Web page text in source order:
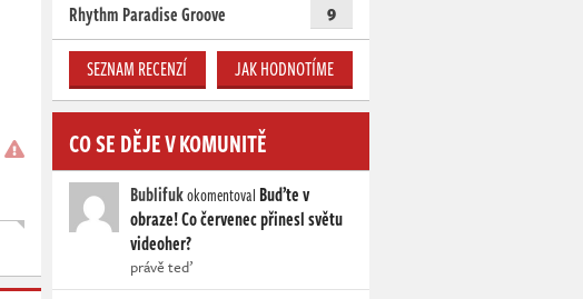
Rhythm Paradise Groove 9
SEZNAM RECENZÍ JAK HODNOTÍME
CO SE DĚJE V KOMUNITĚ
Bublifukokomentoval Buďte v
obraze! Co červenec přinesl světu
videoher?
právě teď